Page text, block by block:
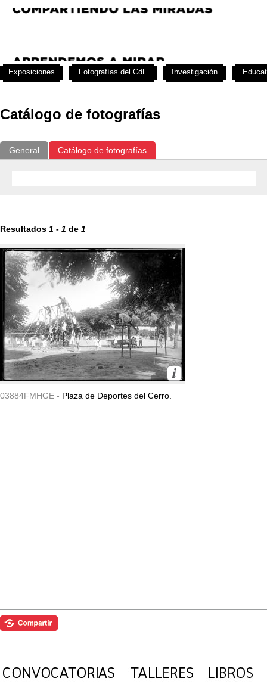
Catálogo de fotografías
General Catálogo de fotografías
Resultados 1 - 1 de 1
03884FMHGE - Plaza de Deportes del Cerro.
Exposiciones Fotografías del CdF Investigación